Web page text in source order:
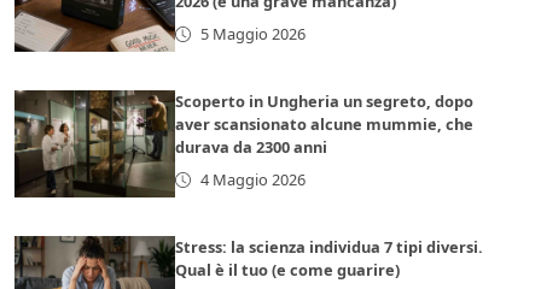
5 Maggio 2026
Scoperto in Ungheria un segreto, dopo
aver scansionato alcune mummie, che
durava da 2300 anni
4 Maggio 2026
Stress: la scienza individua 7 tipi diversi.
Qual è il tuo (e come guarire)